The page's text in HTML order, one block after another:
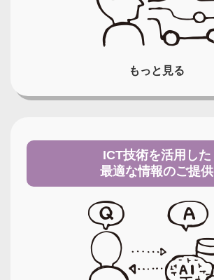
もっと見る
ICT技術を活用した
最適な情報のご提供